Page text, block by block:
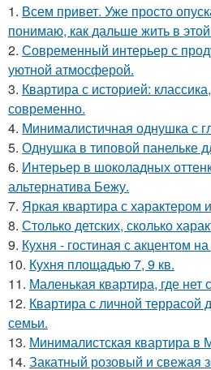
1. Всем привет. Уже просто
понимаю, как дальше жить в
2. Современный интерьер с
уютной атмосферой.
3. Квартира с историей:
современно.
4. Минималистичная однушка с
5. Однушка в типовой панельке
6. Интерьер в шоколадных
альтернатива Бежу.
7. Яркая квартира с характером
8. Столько детских, сколько
9. Кухня - гостиная с акцентом
10. Кухня площадью 7, 9 кв.
11. Маленькая квартира, где
12. Квартира с личной
семьи.
13. Минималистская квартира в
14. Закатный розовый и свежая